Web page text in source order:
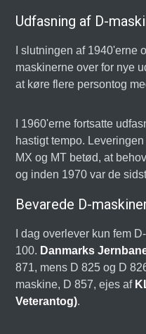
Udfasning af D-
I slutningen af 1940'erne
maskinerne over for nye
at køre flere persontog
I 1960'erne fortsatte
hastigt tempo.
MX og MT betød, at
og inden 1970 var de
Bevarede D-
I dag overlever kun fem
100. Danmarks
871, mens D 825 og D
maskine, D 857, ejes af
Veterantog).